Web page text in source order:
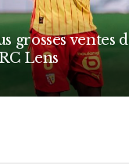
grosses ventes
Lens